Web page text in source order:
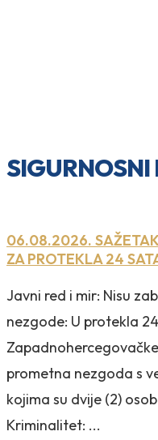
SIGURNOSNI
06.08.2026.
ZA PROTEKLA 24
Javni red i mir: Nisu
nezgode: U protekla
prometna nezgoda s
kojima su dvije (2)
Kriminalitet: ...